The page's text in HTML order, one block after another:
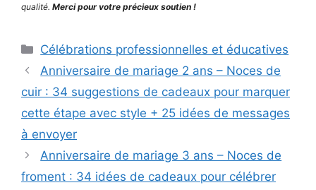
qualité. Merci pour votre précieux soutien !
Catégories
Célébrations professionnelles et éducatives
Anniversaire de mariage 2 ans – Noces de
cuir : 34 suggestions de cadeaux pour marquer
cette étape avec style + 25 idées de messages
à envoyer
Anniversaire de mariage 3 ans – Noces de
froment : 34 idées de cadeaux pour célébrer